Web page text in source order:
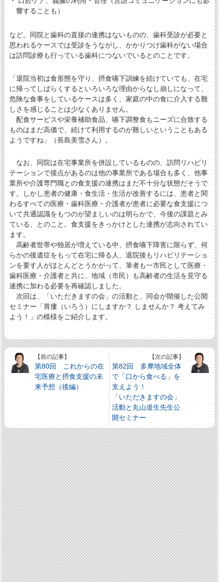
響することも）
など。同院と歯科の直接の連携はないものの、歯科受診が必要と
思われるケースでは受診をうながし、かかりつけ歯科がない場合
は訪問診療も行っている歯科につないでいるとのことです。
「退院当初は食形態を守り、摂食嚥下訓練を続けていても、在宅
に帰ってしばらくするといろいろな理由からなし崩しになって、
危険な食事をしているケースは多く、家庭の中の食に介入する難
しさを感じることは少なくありません。
配食サービスや栄養補助食品、嚥下調整食もニーズに合致する
ものはまだ高価で、続けて利用するのが難しいということもある
ようですね」（長島美雪さん）。
なお、同院は在宅事業所を併設しているものの、訪問リハビリ
テーションで接点があるのは他の事業所である場合も多く、他事
業所や介護専門職との食支援の連携はまだ不十分な状態だそうで
す。しかし患者の健康・食生活・生活が改善するには、患者と関
わるすべての医療・歯科医療・介護者が患者に必要な食支援につ
いて共通認識をもつのが望ましいのは明らかで、今後の課題とみ
ている、とのこと。食支援をきっかけとした連携が志向されてい
ます。
高齢者世帯や独居が増えている中、摂食嚥下障害に限らず、何
らかの後遺症をもって在宅に帰る人、退院後もリハビリテーショ
ンを要す人がほとんどとうかがって、筆者も一市民として医療・
歯科医療・介護者と共に、地域（市民）も高齢者の生活を見守る
連携に加わる必要を再確認しました。
次回は、「いただきますの会」の活動と、同会が開催した公開
セミナー「胃瘻（いろう）にしますか？ しませんか？ 考えてみ
よう！」の模様をご紹介します。
【前の記事】
第80回 これからの在
宅医療と摂食支援の未
来予想（後編）
【次の記事】
第82回 多摩地域全体
で「口から食べる」を
支えよう！
「いただきますの会」
活動と丸山道生先生公
開セミナー